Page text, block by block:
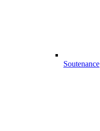
Soutenance